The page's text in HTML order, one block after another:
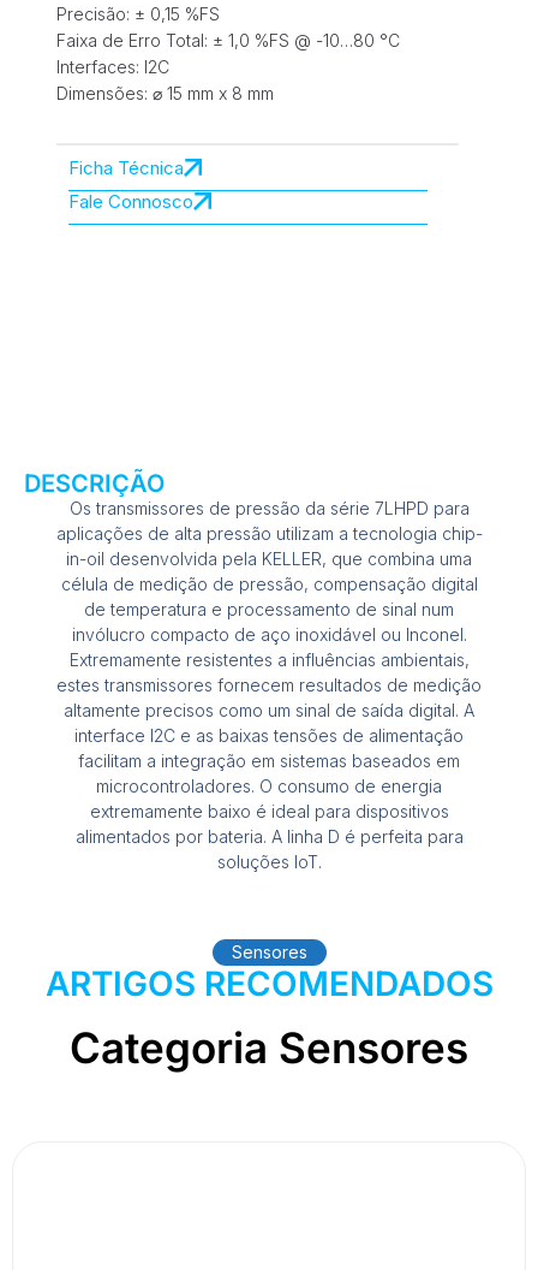
Precisão: ± 0,15 %FS
Faixa de Erro Total: ± 1,0 %FS @ -10…80 °C
Interfaces: I2C
Dimensões: ⌀ 15 mm x 8 mm
Ficha Técnica
Fale Connosco
DESCRIÇÃO
Os transmissores de pressão da série 7LHPD para
aplicações de alta pressão utilizam a tecnologia chip-
in-oil desenvolvida pela KELLER, que combina uma
célula de medição de pressão, compensação digital
de temperatura e processamento de sinal num
invólucro compacto de aço inoxidável ou Inconel.
Extremamente resistentes a influências ambientais,
estes transmissores fornecem resultados de medição
altamente precisos como um sinal de saída digital. A
interface I2C e as baixas tensões de alimentação
facilitam a integração em sistemas baseados em
microcontroladores. O consumo de energia
extremamente baixo é ideal para dispositivos
alimentados por bateria. A linha D é perfeita para
soluções IoT.
Sensores
ARTIGOS RECOMENDADOS
Categoria Sensores